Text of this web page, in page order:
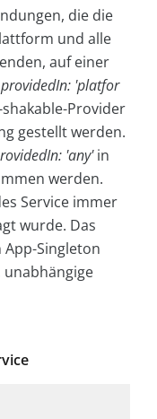
die die
und alle
auf einer
providedIn: 'platfor
Provider
gestellt werden.
'any'in
werden.
Service immer
wurde. Das
Singleton